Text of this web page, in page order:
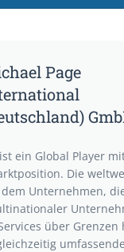
Page
ein Global Player
Die
Unternehmen,
über Grenzen
umfassende